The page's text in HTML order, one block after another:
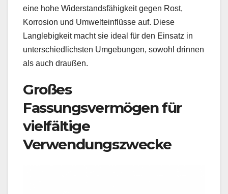
eine hohe Widerstandsfähigkeit gegen Rost,
Korrosion und Umwelteinflüsse auf. Diese
Langlebigkeit macht sie ideal für den Einsatz in
unterschiedlichsten Umgebungen, sowohl drinnen
als auch draußen.
Großes
Fassungsvermögen für
vielfältige
Verwendungszwecke